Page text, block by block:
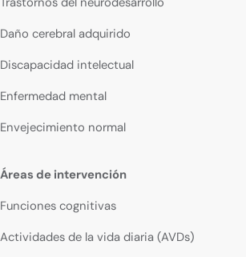
Daño cerebral adquirido
Discapacidad intelectual
Enfermedad mental
Envejecimiento normal
Áreas de intervención
Funciones cognitivas
Actividades de la vida diaria (AVDs)